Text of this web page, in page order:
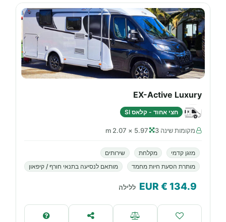
EX-Active Luxury
חצי אחוד - קלאס SI
מקומות שינה 3 5.97 × 2.07 m
מזגן קדמי מקלחת
שירותים
מותרת הסעת חיות מחמד
מותאם לנסיעה בתנאי חורף / קיפאון
134.9
€ EUR ללילה